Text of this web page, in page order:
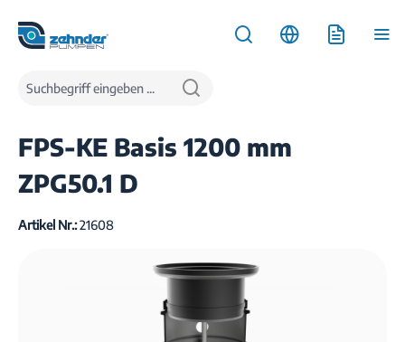
springen
Produkte Wasserentsorgung
FPS-KE Basis 1200 mm
ZPG50.1 D
Artikel Nr.:21608